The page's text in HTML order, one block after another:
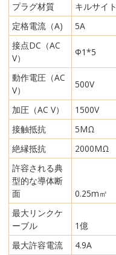
プラグ材質
キルサイト
定格電流（A)
5A
接点DC（AC
V）
Φ1*5
動作電圧（AC
V）
500V
加圧（AC V）
1500V
接触抵抗
5MΩ
絶縁抵抗
2000MΩ
許容される典
型的な導体断
面
0.25m㎡
最大リンクケ
ーブル
1億
最大許容電流
4.9A